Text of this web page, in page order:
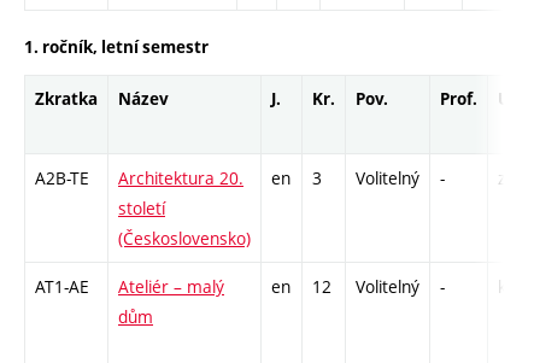
1. ročník, letní semestr
Zkratka Název J. Kr. Pov. Prof. Uk.
A2B-TE
Architektura 20.
století
(Československo)
en 3 Volitelný - zk
AT1-AE
Ateliér – malý
dům
en 12 Volitelný - kl